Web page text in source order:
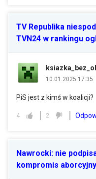
TV Republika
TVN24 w rankingu
10.01.2025 17:35
PiS jest z kimś w koalicji?
4 2
Nawrocki: nie
kompromis aborcyjny